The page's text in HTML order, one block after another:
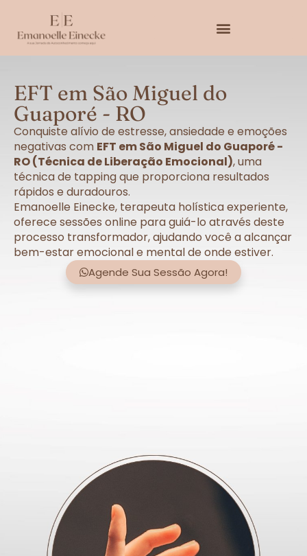
EFT em São Miguel do
Guaporé - RO
Conquiste alívio de estresse, ansiedade e emoções
negativas com EFT em São Miguel do Guaporé -
RO (Técnica de Liberação Emocional), uma
técnica de tapping que proporciona resultados
rápidos e duradouros.
Emanoelle Einecke, terapeuta holística experiente,
oferece sessões online para guiá-lo através deste
processo transformador, ajudando você a alcançar
bem-estar emocional e mental de onde estiver.
Agende Sua Sessão Agora!